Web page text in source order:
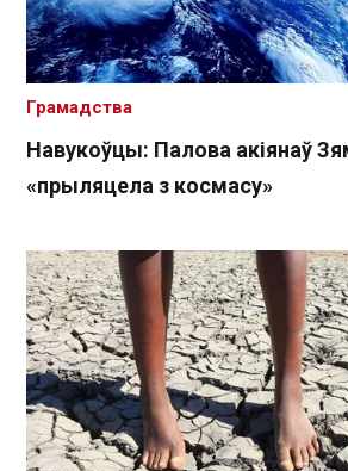
Навукоўцы: Палова акіянаў
«прыляцела з космасу»
Грамадства